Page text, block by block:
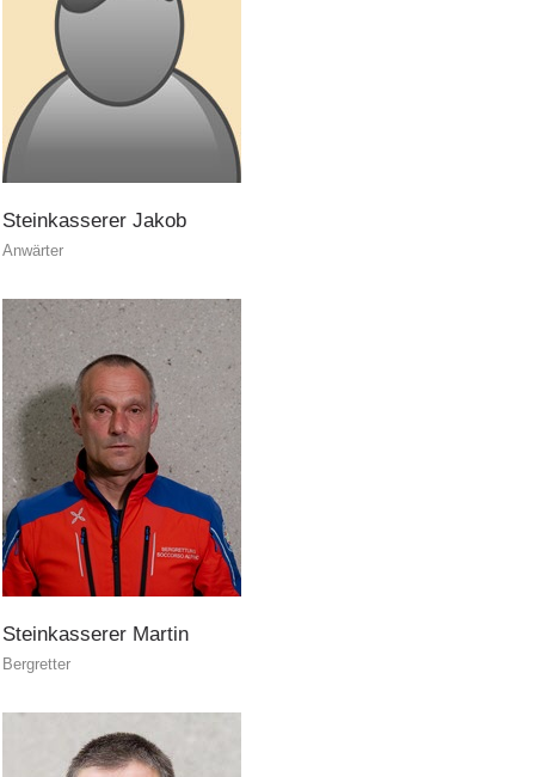
Steinkasserer Jakob
Anwärter
Steinkasserer Martin
Bergretter